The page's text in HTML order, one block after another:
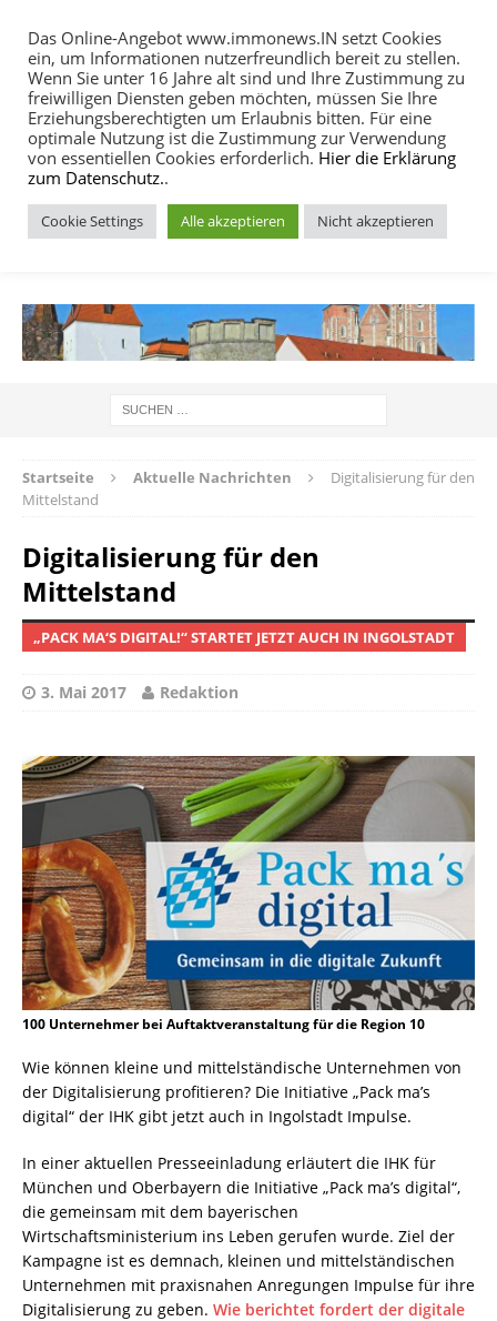
MENU
Startseite Aktuelle Nachrichten
Digitalisierung für den
Mittelstand
Digitalisierung für den
Mittelstand
„PACK MA‘S DIGITAL!“ STARTET JETZT AUCH IN INGOLSTADT
3. Mai 2017 Redaktion
100 Unternehmer bei Auftaktveranstaltung für die Region 10
Wie können kleine und mittelständische Unternehmen von
der Digitalisierung profitieren? Die Initiative „Pack ma’s
digital“ der IHK gibt jetzt auch in Ingolstadt Impulse.
In einer aktuellen Presseeinladung erläutert die IHK für
München und Oberbayern die Initiative „Pack ma’s digital“,
die gemeinsam mit dem bayerischen
Wirtschaftsministerium ins Leben gerufen wurde. Ziel der
Kampagne ist es demnach, kleinen und mittelständischen
Unternehmen mit praxisnahen Anregungen Impulse für ihre
Digitalisierung zu geben. Wie berichtet fordert der digitale
Das Online-Angebot www.immonews.IN setzt Cookies
ein, um Informationen nutzerfreundlich bereit zu stellen.
Wenn Sie unter 16 Jahre alt sind und Ihre Zustimmung zu
freiwilligen Diensten geben möchten, müssen Sie Ihre
Erziehungsberechtigten um Erlaubnis bitten. Für eine
optimale Nutzung ist die Zustimmung zur Verwendung
von essentiellen Cookies erforderlich. Hier die Erklärung
zum Datenschutz..
Cookie Settings Alle akzeptieren Nicht akzeptieren